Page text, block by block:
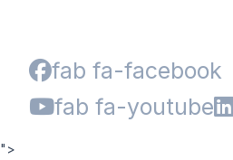
fab fa-facebook
fab fa-youtube
">